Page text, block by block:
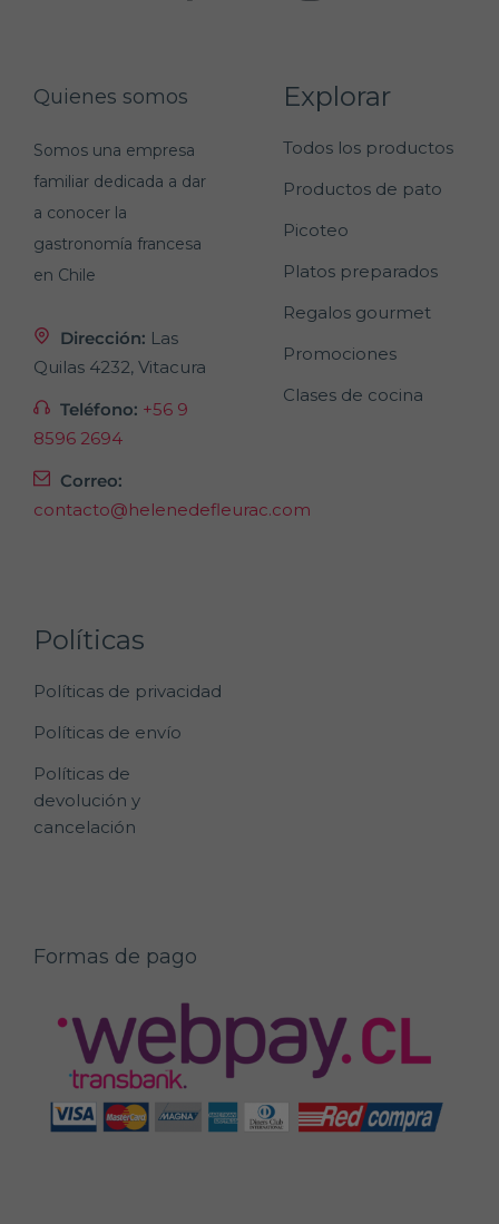
Quienes somos
Somos una empresa
familiar dedicada a dar
a conocer la
gastronomía francesa
en Chile
Dirección: Las
Quilas 4232, Vitacura
Teléfono: +56 9
8596 2694
Correo:
contacto@helenedefleurac.com
Explorar
Todos los productos
Productos de pato
Picoteo
Platos preparados
Regalos gourmet
Promociones
Clases de cocina
Políticas
Políticas de privacidad
Políticas de envío
Políticas de
devolución y
cancelación
Formas de pago